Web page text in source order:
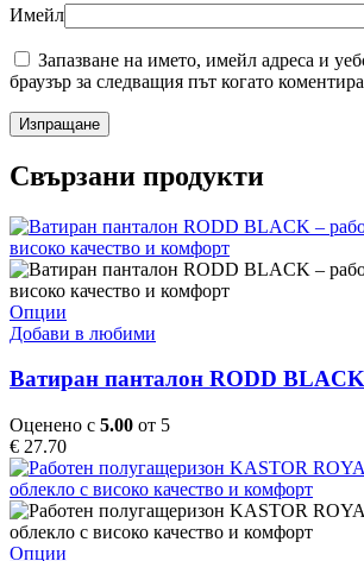
Имейл
Запазване на името, имейл адреса и
браузър за следващия път когато
Свързани продукти
Опции
product
multiple
variants.
The
options
may
be
chosen
on
Добави в любими
Ватиран панталон RODD BLACK
Оценено с 5.00 от 5
€ 27.70
Опции